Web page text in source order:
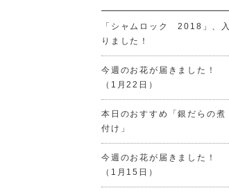
「シャムロック 2018」、入
りました！
今週のお花が届きました！
（1月22日）
本日のおすすめ「銀だらの煮
付け」
今週のお花が届きました！
（1月15日）